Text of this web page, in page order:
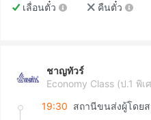
เลื่อนตั๋ว คืนตั๋ว
ชาญทัวร์
Economy Class (ป.1 พิเ
19:30